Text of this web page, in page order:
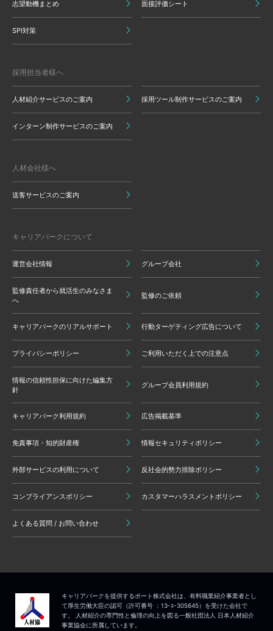
志望動機まとめ 面接評価シート
SPI対策
採用担当者様へ
人材紹介サービスのご案内 採用ツール制作サービスのご案内
インターン制作サービスのご案内
人材会社様へ
送客サービスのご案内
キャリアパークについて
運営会社情報 グループ会社
監修責任者から就活生のみなさま
へ
監修のご依頼
キャリアパークのリアルサポート 行動ターゲティング広告について
プライバシーポリシー ご利用いただく上での注意点
情報の信頼性担保に向けた編集方
針
グループ会員利用規約
キャリアパーク利用規約 広告掲載基準
免責事項・知的財産権 情報セキュリティポリシー
外部サービスの利用について 反社会的勢力排除ポリシー
コンプライアンスポリシー カスタマーハラスメントポリシー
よくある質問 / お問い合わせ